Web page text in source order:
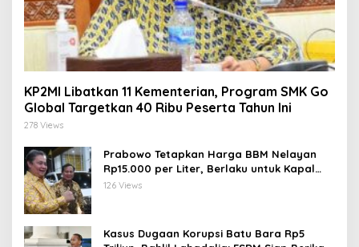
KP2MI Libatkan 11 Kementerian, Program SMK Go
Global Targetkan 40 Ribu Peserta Tahun Ini
278 Views
Prabowo Tetapkan Harga BBM Nelayan
Rp15.000 per Liter, Berlaku untuk Kapal
30-200 GT
126 Views
Kasus Dugaan Korupsi Batu Bara Rp5